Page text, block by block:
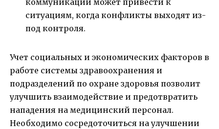
коммуникации может привести к
ситуациям, когда конфликты выходят из-
под контроля.
Учет социальных и экономических факторов в
работе системы здравоохранения и
подразделений по охране здоровья позволит
улучшить взаимодействие и предотвратить
нападения на медицинский персонал.
Необходимо сосредоточиться на улучшении